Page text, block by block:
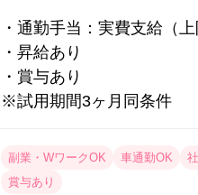
・通勤手当：実費支給（上
・昇給あり
・賞与あり
※試用期間3ヶ月同条件
副業・WワークOK 車通勤OK
賞与あり